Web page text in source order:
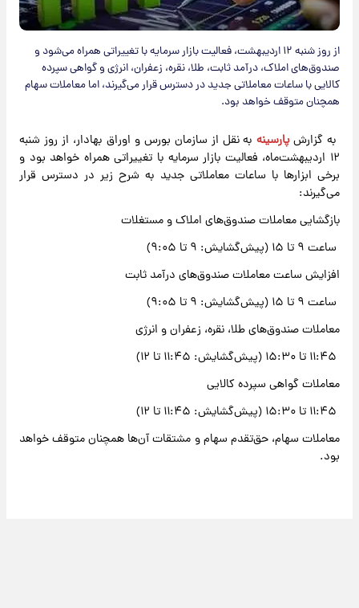
از روز شنبه ۱۲ اردیبهشت، فعالیت بازار سرمایه با تغییراتی همراه می‌شود و
صندوق‌های املاک، درآمد ثابت، طلا، نقره، زعفران، انرژی و گواهی سپرده
کالایی با ساعات معاملاتی جدید در دسترس قرار می‌گیرند، اما معاملات سهام
همچنان متوقف خواهد بود.
​به گزارش پارسینه به نقل از سازمان بورس و اوراق بهادار، از روز شنبه
۱۲ اردیبهشت‌ماه، فعالیت بازار سرمایه با تغییراتی همراه خواهد بود و
برخی ابزارها با ساعات معاملاتی جدید به شرح زیر در دسترس قرار
می‌گیرند:
بازگشایی معاملات صندوق‌های املاک و مستغلات
ساعت ۹ تا ۱۵ (پیش‌گشایش: ۹ تا ۹:۰۵)
افزایش ساعت معاملات صندوق‌های درآمد ثابت
ساعت ۹ تا ۱۵ (پیش‌گشایش: ۹ تا ۹:۰۵)
معاملات صندوق‌های طلا، نقره، زعفران و انرژی
معاملات گواهی سپرده کالایی
معاملات سهام، حق‌تقدم سهام و مشتقات آن‌ها همچنان متوقف خواهد
بود.